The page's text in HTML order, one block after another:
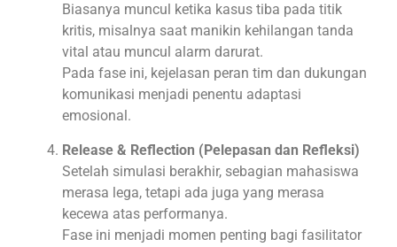
Biasanya muncul ketika kasus tiba pada titik
kritis, misalnya saat manikin kehilangan tanda
vital atau muncul alarm darurat.
Pada fase ini, kejelasan peran tim dan dukungan
komunikasi menjadi penentu adaptasi
emosional.
Release & Reflection (Pelepasan dan Refleksi)
Setelah simulasi berakhir, sebagian mahasiswa
merasa lega, tetapi ada juga yang merasa
kecewa atas performanya.
Fase ini menjadi momen penting bagi fasilitator